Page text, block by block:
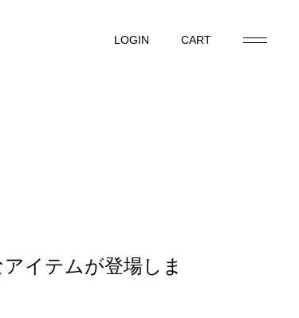
LOGIN
CART
イテムが登場しま